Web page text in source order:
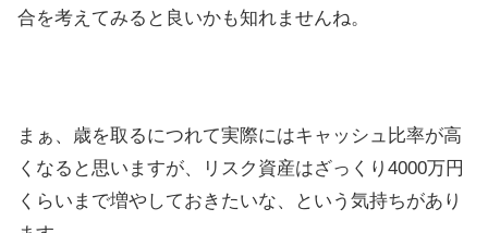
合を考えてみると良いかも知れませんね。
まぁ、歳を取るにつれて実際にはキャッシュ比率が高
くなると思いますが、リスク資産はざっくり4000万円
くらいまで増やしておきたいな、という気持ちがあり